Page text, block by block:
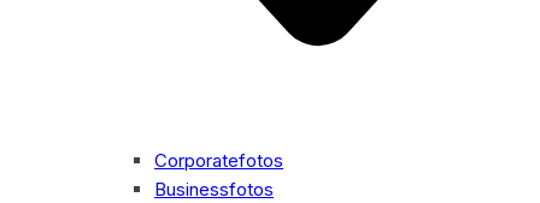
Corporatefotos
Businessfotos